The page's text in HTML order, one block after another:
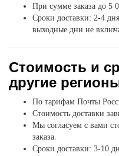
При сумме заказа до 5
Сроки доставки: 2-4
выходные дни не
Стоимость и
другие
По тарифам Почты
Стоимость доставки
Мы согласуем с вами
заказа.
Сроки доставки: 3-10